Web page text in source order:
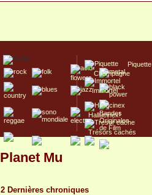
Piquette
Champagne
Immortel
Hallucinex!
Trésors cachés
Culte/Collector
Planet Mu
2 Dernières chroniques